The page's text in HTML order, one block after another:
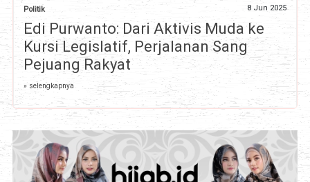
Politik 8 Jun 2025
Edi Purwanto: Dari Aktivis Muda ke
Kursi Legislatif, Perjalanan Sang
Pejuang Rakyat
» selengkapnya